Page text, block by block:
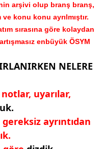
arşivi olup branş branş,
konu konu ayrılmıştır.
sırasına göre kolaydan
enbüyük ÖSYM
NELERE
notlar, uyarılar,
gereksiz ayrıntıdan